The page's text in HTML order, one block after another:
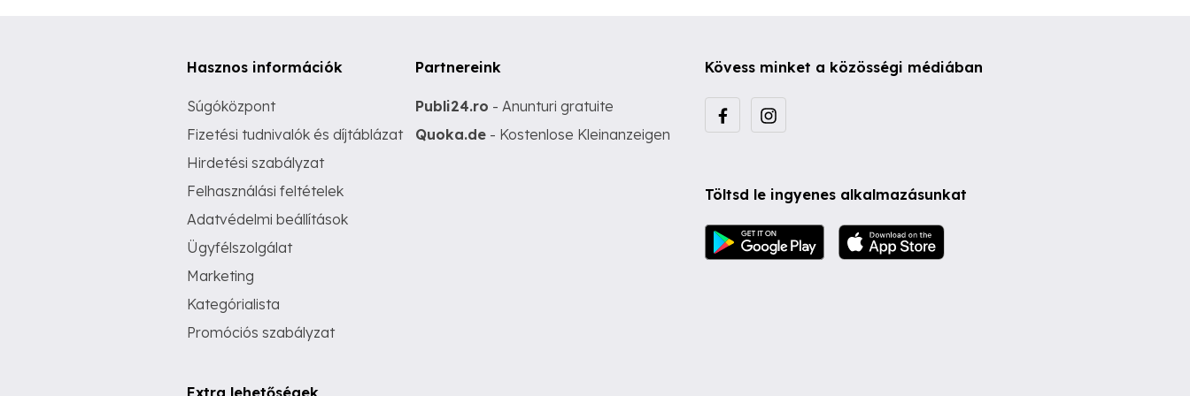
Hasznos információk
Súgóközpont
Fizetési tudnivalók és díjtáblázat
Hirdetési szabályzat
Felhasználási feltételek
Adatvédelmi beállítások
Ügyfélszolgálat
Marketing
Kategórialista
Promóciós szabályzat
Extra lehetőségek
Partnereink
Publi24.ro - Anunturi gratuite
Quoka.de - Kostenlose Kleinanzeigen
Kövess minket a közösségi médiában
Töltsd le ingyenes alkalmazásunkat